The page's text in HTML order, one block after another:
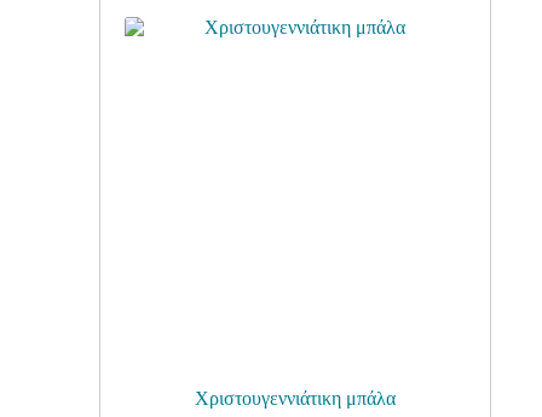
Χριστουγεννιάτικη μπάλα